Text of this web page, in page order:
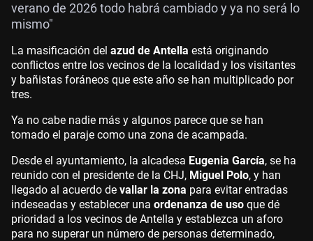
verano de 2026 todo habrá cambiado y ya no será lo
mismo"
La masificación del azud de Antella está originando
conflictos entre los vecinos de la localidad y los visitantes
y bañistas foráneos que este año se han multiplicado por
tres.
Ya no cabe nadie más y algunos parece que se han
tomado el paraje como una zona de acampada.
Desde el ayuntamiento, la alcadesa Eugenia García, se ha
reunido con el presidente de la CHJ, Miguel Polo, y han
llegado al acuerdo de vallar la zona para evitar entradas
indeseadas y establecer una ordenanza de uso que dé
prioridad a los vecinos de Antella y establezca un aforo
para no superar un número de personas determinado,